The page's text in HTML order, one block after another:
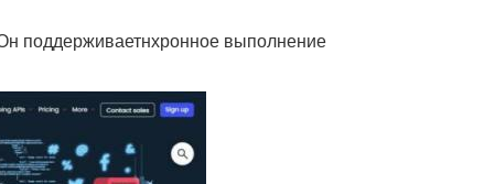
поддерживаетнхронное выполнение